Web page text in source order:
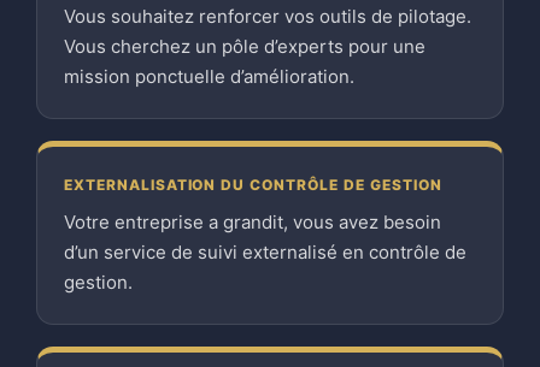
Vous souhaitez renforcer vos outils de pilotage.
Vous cherchez un pôle d’experts pour une
mission ponctuelle d’amélioration.
EXTERNALISATION DU CONTRÔLE DE GESTION
Votre entreprise a grandit, vous avez besoin
d’un service de suivi externalisé en contrôle de
gestion.